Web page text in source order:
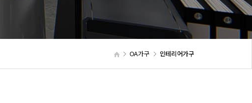
OA가구 인테리어가구